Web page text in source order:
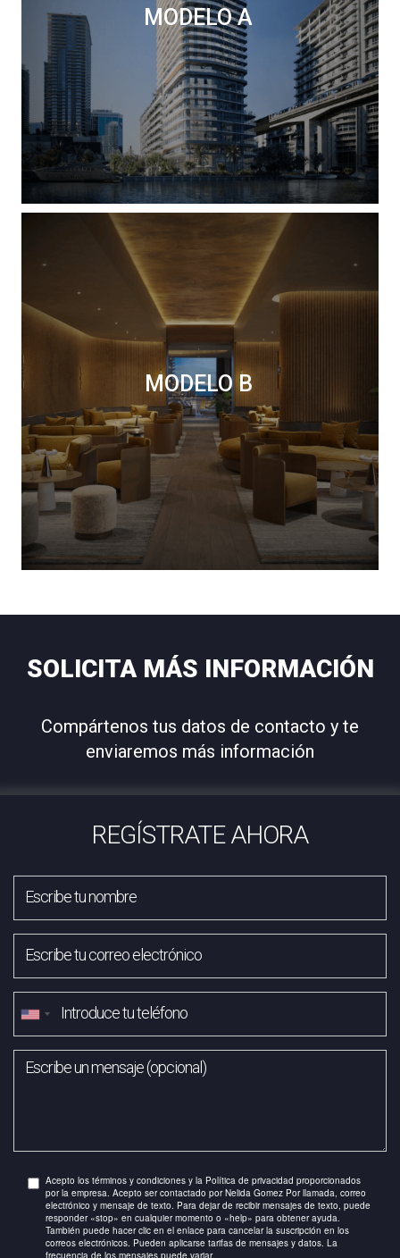
MODELO A
MODELO B
SOLICITA MÁS INFORMACIÓN
Compártenos tus datos de contacto y te
enviaremos más información
REGÍSTRATE AHORA
Acepto los términos y condiciones y la Política de privacidad proporcionados
por la empresa. Acepto ser contactado por Nelida Gomez Por llamada, correo
electrónico y mensaje de texto. Para dejar de recibir mensajes de texto, puede
responder «stop» en cualquier momento o «help» para obtener ayuda.
También puede hacer clic en el enlace para cancelar la suscripción en los
correos electrónicos. Pueden aplicarse tarifas de mensajes y datos. La